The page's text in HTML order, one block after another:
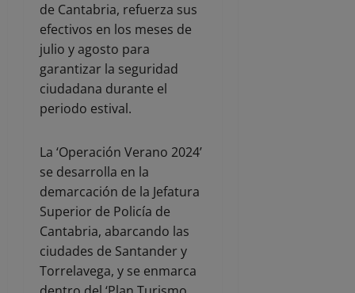
de Cantabria, refuerza sus
efectivos en los meses de
julio y agosto para
garantizar la seguridad
ciudadana durante el
periodo estival.
La ‘Operación Verano 2024’
se desarrolla en la
demarcación de la Jefatura
Superior de Policía de
Cantabria, abarcando las
ciudades de Santander y
Torrelavega, y se enmarca